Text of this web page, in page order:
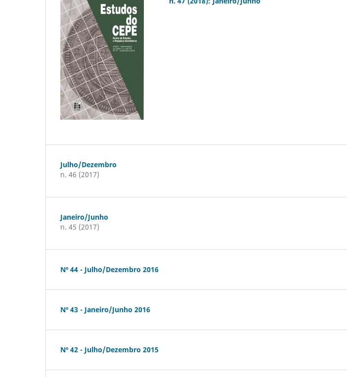
Julho/Dezembro
n. 46 (2017)
Janeiro/Junho
n. 45 (2017)
Nº 44 - Julho/Dezembro 2016
Nº 43 - Janeiro/Junho 2016
Nº 42 - Julho/Dezembro 2015